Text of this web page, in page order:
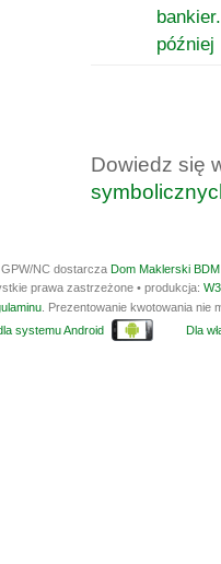
później
Dowiedz się
NC dostarcza Dom Maklerski
prawa zastrzeżone • produkcja:
. Prezentowanie kwotowania nie
systemu Android Dla